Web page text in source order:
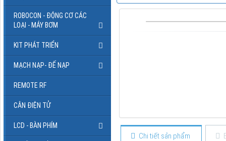
Chi tiết sản phẩm
ROBOCON - ĐỘNG CƠ CÁC
LOẠI - MÁY BƠM
KIT PHÁT TRIỂN
MẠCH NẠP- ĐẾ NẠP
REMOTE RF
CÂN ĐIỆN TỬ
LCD - BÀN PHÍM